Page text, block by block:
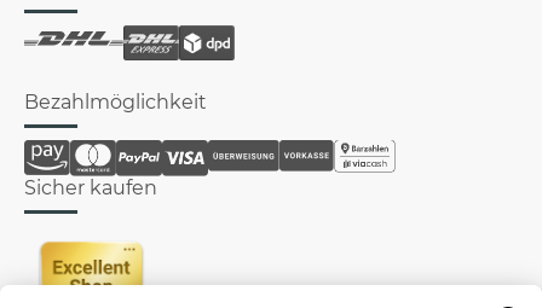
Bezahlmöglichkeit
Sicher kaufen